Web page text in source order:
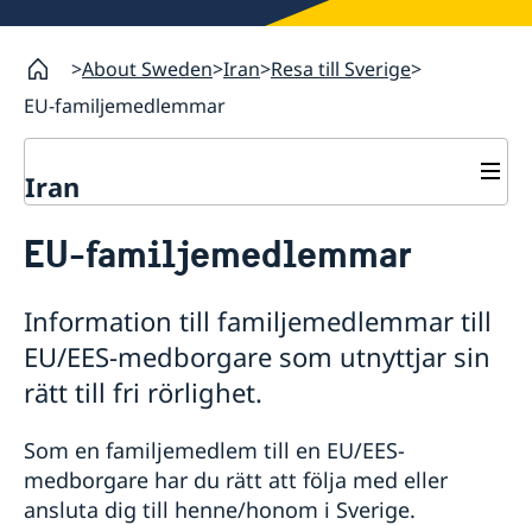
About Sweden Iran Resa till Sverige
EU-familjemedlemmar
Iran
Boka tid
Allmän information Schengenvisum
Dokument som krävs
Besöka släkt och vänner
Officiell tjänsteresa
Sport- och kulturbesök
Turistbesök
Medicinsk reseförsäkring
Överklaga
Besök släkt och vänner längre än 90 dagar
FAQ
Flytta till någon i Sverige
Studera i Sverige
Arbeta i Sverige
EU-familjemedlemmar
Uppehållstillståndskort
Avgifter
EU-familjemedlemmar
Information till familjemedlemmar till
EU/EES-medborgare som utnyttjar sin
rätt till fri rörlighet.
Som en familjemedlem till en EU/EES-
medborgare har du rätt att följa med eller
ansluta dig till henne/honom i Sverige.